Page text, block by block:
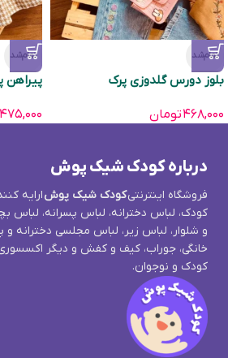
تمام‌شد
بلوز دورس گلدوزی پرک
۴۶۸,۰۰۰تومان
تمام‌شد
پیراهن
۴۷۵,۰۰۰
درباره کودک شیک پوش
فروشگاه اینترنتیکودک شیک پوشارایه
کودک، لباس دخترانه، لباس پسرانه، لباس
و شلوار، لباس زیر، لباس مجلسی دخترانه و
خانگی، جوراب، کیف و کفش و دیگر
کودک و نوجوان.